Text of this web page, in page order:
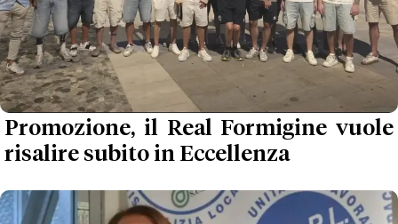
Promozione, il Real Formigine vuole
risalire subito in Eccellenza